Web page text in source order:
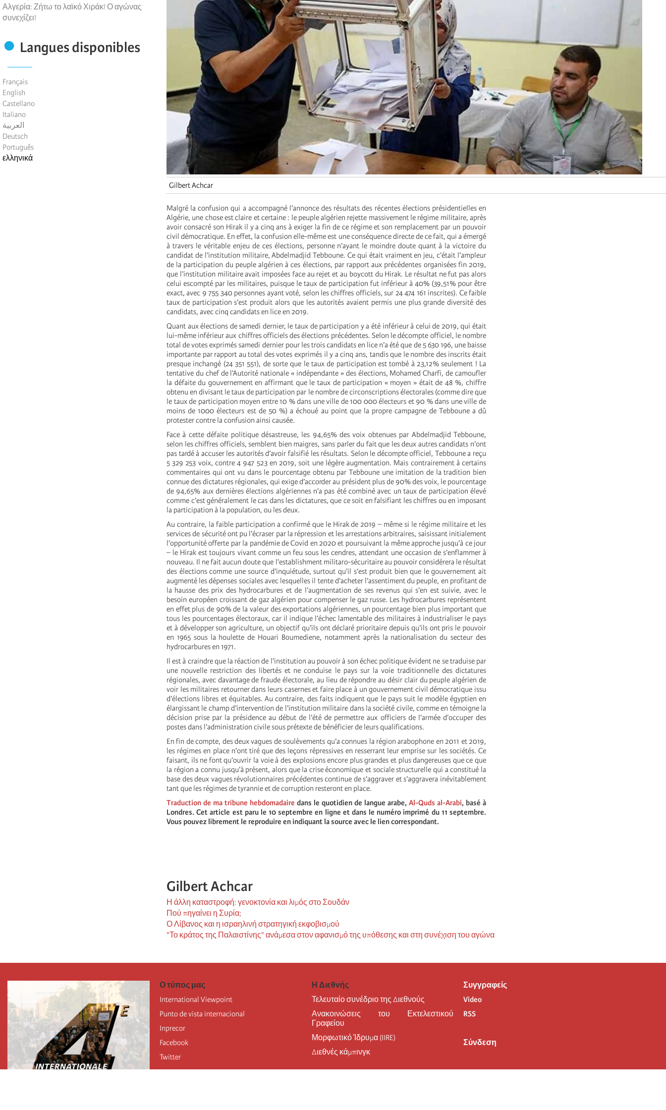
Αλγερία: Ζήτω το λαϊκό Χιράκ! Ο αγώνας
συνεχίζει!
Langues disponibles
Français
English
Castellano
Italiano
العربية
Deutsch
Português
ελληνικά
Gilbert Achcar
Malgré la confusion qui a accompagné l’annonce des résultats des récentes élections présidentielles en
Algérie, une chose est claire et certaine : le peuple algérien rejette massivement le régime militaire, après
avoir consacré son Hirak il y a cinq ans à exiger la fin de ce régime et son remplacement par un pouvoir
civil démocratique. En effet, la confusion elle-même est une conséquence directe de ce fait, qui a émergé
à travers le véritable enjeu de ces élections, personne n’ayant le moindre doute quant à la victoire du
candidat de l’institution militaire, Abdelmadjid Tebboune. Ce qui était vraiment en jeu, c’était l’ampleur
de la participation du peuple algérien à ces élections, par rapport aux précédentes organisées fin 2019,
que l’institution militaire avait imposées face au rejet et au boycott du Hirak. Le résultat ne fut pas alors
celui escompté par les militaires, puisque le taux de participation fut inférieur à 40% (39,51% pour être
exact, avec 9 755 340 personnes ayant voté, selon les chiffres officiels, sur 24 474 161 inscrites). Ce faible
taux de participation s’est produit alors que les autorités avaient permis une plus grande diversité des
candidats, avec cinq candidats en lice en 2019.
Quant aux élections de samedi dernier, le taux de participation y a été inférieur à celui de 2019, qui était
lui-même inférieur aux chiffres officiels des élections précédentes. Selon le décompte officiel, le nombre
total de votes exprimés samedi dernier pour les trois candidats en lice n’a été que de 5 630 196, une baisse
importante par rapport au total des votes exprimés il y a cinq ans, tandis que le nombre des inscrits était
presque inchangé (24 351 551), de sorte que le taux de participation est tombé à 23,12% seulement ! La
tentative du chef de l’Autorité nationale « indépendante » des élections, Mohamed Charfi, de camoufler
la défaite du gouvernement en affirmant que le taux de participation « moyen » était de 48 %, chiffre
obtenu en divisant le taux de participation par le nombre de circonscriptions électorales (comme dire que
le taux de participation moyen entre 10 % dans une ville de 100 000 électeurs et 90 % dans une ville de
moins de 1000 électeurs est de 50 %) a échoué au point que la propre campagne de Tebboune a dû
protester contre la confusion ainsi causée.
Face à cette défaite politique désastreuse, les 94,65% des voix obtenues par Abdelmadjid Tebboune,
selon les chiffres officiels, semblent bien maigres, sans parler du fait que les deux autres candidats n’ont
pas tardé à accuser les autorités d’avoir falsifié les résultats. Selon le décompte officiel, Tebboune a reçu
5 329 253 voix, contre 4 947 523 en 2019, soit une légère augmentation. Mais contrairement à certains
commentaires qui ont vu dans le pourcentage obtenu par Tebboune une imitation de la tradition bien
connue des dictatures régionales, qui exige d’accorder au président plus de 90% des voix, le pourcentage
de 94,65% aux dernières élections algériennes n’a pas été combiné avec un taux de participation élevé
comme c’est généralement le cas dans les dictatures, que ce soit en falsifiant les chiffres ou en imposant
la participation à la population, ou les deux.
Au contraire, la faible participation a confirmé que le Hirak de 2019 – même si le régime militaire et les
services de sécurité ont pu l’écraser par la répression et les arrestations arbitraires, saisissant initialement
l’opportunité offerte par la pandémie de Covid en 2020 et poursuivant la même approche jusqu’à ce jour
– le Hirak est toujours vivant comme un feu sous les cendres, attendant une occasion de s’enflammer à
nouveau. Il ne fait aucun doute que l’establishment militaro-sécuritaire au pouvoir considérera le résultat
des élections comme une source d’inquiétude, surtout qu’il s’est produit bien que le gouvernement ait
augmenté les dépenses sociales avec lesquelles il tente d’acheter l’assentiment du peuple, en profitant de
la hausse des prix des hydrocarbures et de l’augmentation de ses revenus qui s’en est suivie, avec le
besoin européen croissant de gaz algérien pour compenser le gaz russe. Les hydrocarbures représentent
en effet plus de 90% de la valeur des exportations algériennes, un pourcentage bien plus important que
tous les pourcentages électoraux, car il indique l’échec lamentable des militaires à industrialiser le pays
et à développer son agriculture, un objectif qu’ils ont déclaré prioritaire depuis qu’ils ont pris le pouvoir
en 1965 sous la houlette de Houari Boumediene, notamment après la nationalisation du secteur des
hydrocarbures en 1971.
Il est à craindre que la réaction de l’institution au pouvoir à son échec politique évident ne se traduise par
une nouvelle restriction des libertés et ne conduise le pays sur la voie traditionnelle des dictatures
régionales, avec davantage de fraude électorale, au lieu de répondre au désir clair du peuple algérien de
voir les militaires retourner dans leurs casernes et faire place à un gouvernement civil démocratique issu
d’élections libres et équitables. Au contraire, des faits indiquent que le pays suit le modèle égyptien en
élargissant le champ d’intervention de l’institution militaire dans la société civile, comme en témoigne la
décision prise par la présidence au début de l’été de permettre aux officiers de l’armée d’occuper des
postes dans l’administration civile sous prétexte de bénéficier de leurs qualifications.
En fin de compte, des deux vagues de soulèvements qu’a connues la région arabophone en 2011 et 2019,
les régimes en place n’ont tiré que des leçons répressives en resserrant leur emprise sur les sociétés. Ce
faisant, ils ne font qu’ouvrir la voie à des explosions encore plus grandes et plus dangereuses que ce que
la région a connu jusqu’à présent, alors que la crise économique et sociale structurelle qui a constitué la
base des deux vagues révolutionnaires précédentes continue de s’aggraver et s’aggravera inévitablement
tant que les régimes de tyrannie et de corruption resteront en place.
Traduction de ma tribune hebdomadaire dans le quotidien de langue arabe, Al-Quds al-Arabi, basé à
Londres. Cet article est paru le 10 septembre en ligne et dans le numéro imprimé du 11 septembre.
Vous pouvez librement le reproduire en indiquant la source avec le lien correspondant.
Gilbert Achcar
Η άλλη καταστροφή: γενοκτονία και λιμός στο Σουδάν
Πού πηγαίνει η Συρία;
Ο Λίβανος και η ισραηλινή στρατηγική εκφοβισμού
"Το κράτος της Παλαιστίνης" ανάμεσα στον αφανισμό της υπόθεσης και στη συνέχιση του αγώνα
Ο τύπος μας
International Viewpoint
Punto de vista internacional
Inprecor
Facebook
Twitter
Η Διεθνής
Τελευταίο συνέδριο της Διεθνούς
Ανακοινώσεις του Εκτελεστικού
Γραφείου
Μορφωτικό Ίδρυμα (IIRE)
Διεθνές κάμπινγκ
Συγγραφείς
Video
RSS
Σύνδεση